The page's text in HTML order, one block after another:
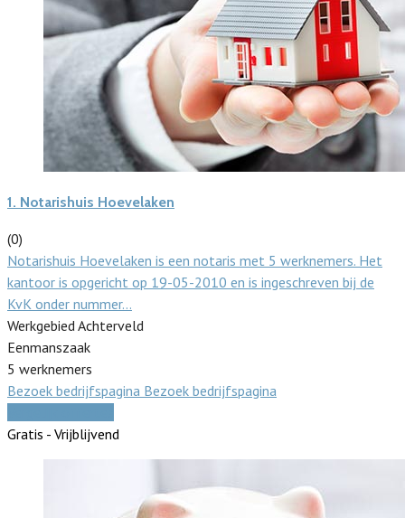
1. Notarishuis Hoevelaken
(0)
Notarishuis Hoevelaken is een notaris met 5 werknemers. Het
kantoor is opgericht op 19-05-2010 en is ingeschreven bij de
KvK onder nummer…
Werkgebied Achterveld
Eenmanszaak
5 werknemers
Bezoek bedrijfspagina Bezoek bedrijfspagina
Gratis - Vrijblijvend